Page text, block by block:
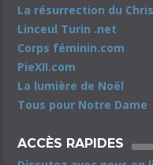
La résurrection du
Linceul Turin .net
Corps féminin.com
PieXII.com
La lumière de Noël
Tous pour Notre Dame
ACCÈS RAPIDES